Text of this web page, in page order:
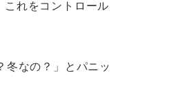
れをコントロール
冬なの？」とパニッ